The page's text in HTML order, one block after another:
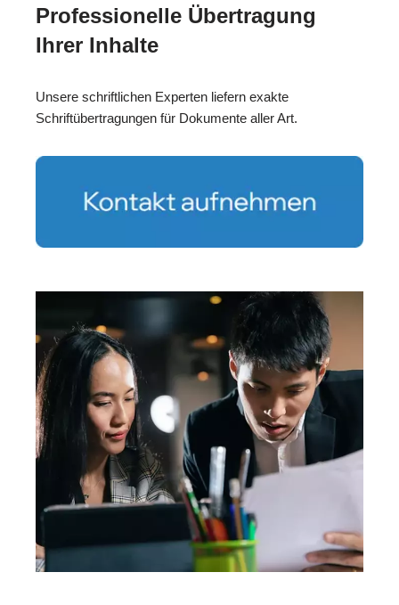
Professionelle Übertragung
Ihrer Inhalte
Unsere schriftlichen Experten liefern exakte
Schriftübertragungen für Dokumente aller Art.